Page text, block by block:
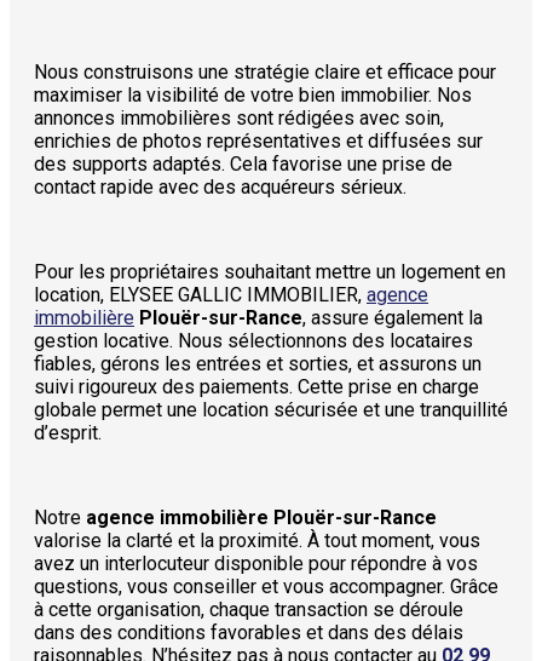
Nous construisons une stratégie claire et efficace pour
maximiser la visibilité de votre bien immobilier. Nos
annonces immobilières sont rédigées avec soin,
enrichies de photos représentatives et diffusées sur
des supports adaptés. Cela favorise une prise de
contact rapide avec des acquéreurs sérieux.
Pour les propriétaires souhaitant mettre un logement en
location, ELYSEE GALLIC IMMOBILIER, agence
immobilière Plouër-sur-Rance, assure également la
gestion locative. Nous sélectionnons des locataires
fiables, gérons les entrées et sorties, et assurons un
suivi rigoureux des paiements. Cette prise en charge
globale permet une location sécurisée et une tranquillité
d’esprit.
Notre agence immobilière Plouër-sur-Rance
valorise la clarté et la proximité. À tout moment, vous
avez un interlocuteur disponible pour répondre à vos
questions, vous conseiller et vous accompagner. Grâce
à cette organisation, chaque transaction se déroule
dans des conditions favorables et dans des délais
raisonnables. N’hésitez pas à nous contacter au 02 99